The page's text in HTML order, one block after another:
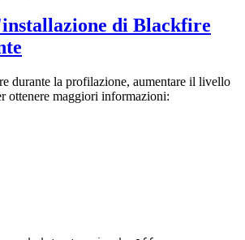
di Blackfire
durante la profilazione, aumentare il livello
ottenere maggiori informazioni: